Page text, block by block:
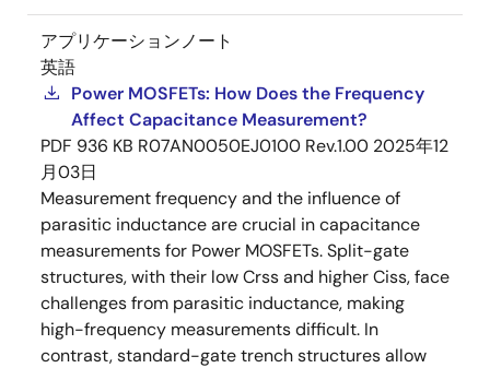
アプリケーションノート
英語
Power MOSFETs: How Does the Frequency
Affect Capacitance Measurement?
PDF 936 KB R07AN0050EJ0100 Rev.1.00 2025年12
月03日
Measurement frequency and the influence of
parasitic inductance are crucial in capacitance
measurements for Power MOSFETs. Split-gate
structures, with their low Crss and higher Ciss, face
challenges from parasitic inductance, making
high-frequency measurements difficult. In
contrast, standard-gate trench structures allow